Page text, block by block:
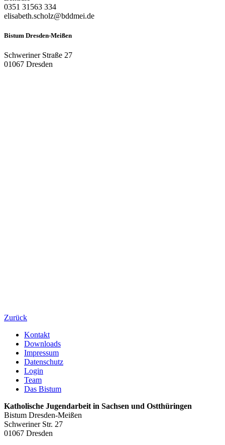
0351 31563 334
elisabeth.scholz@bddmei.de
Bistum Dresden-Meißen
Schweriner Straße 27
01067 Dresden
Zurück
Kontakt
Downloads
Impressum
Datenschutz
Login
Team
Das Bistum
Katholische Jugendarbeit in Sachsen und Ostthüringen
Bistum Dresden-Meißen
Schweriner Str. 27
01067 Dresden